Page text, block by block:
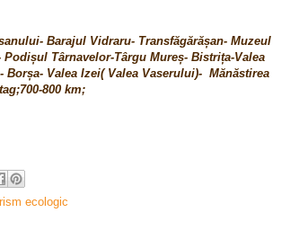
Barajul Vidraru- Transfăgărășan- Muzeul
Podișul Târnavelor-Târgu Mureș- Bistrița-Valea
Valea Izei( Valea Vaserului)- Mănăstirea
800 km;
ecologic